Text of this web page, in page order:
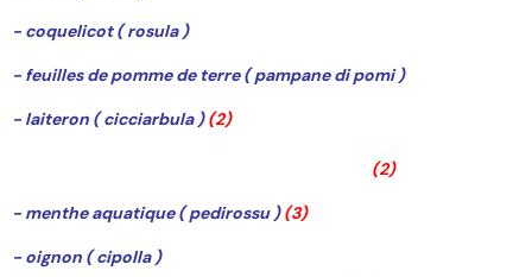
- coquelicot ( rosula )
- feuilles de pomme de terre ( pampane di pomi )
- laiteron ( cicciarbula )(2)
(2)
- menthe aquatique ( pedirossu )(3)
- oignon ( cipolla )